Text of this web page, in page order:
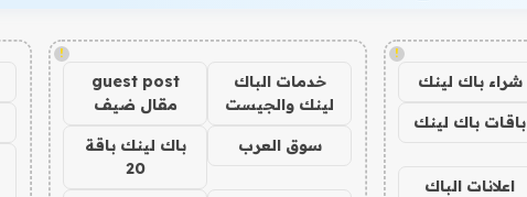
!
شراء باك لينك
باقات باك لينك
اعلانات الباك
!
خدمات الباك
لينك والجيست
guest post
مقال ضيف
سوق العرب
باك لينك باقة
20